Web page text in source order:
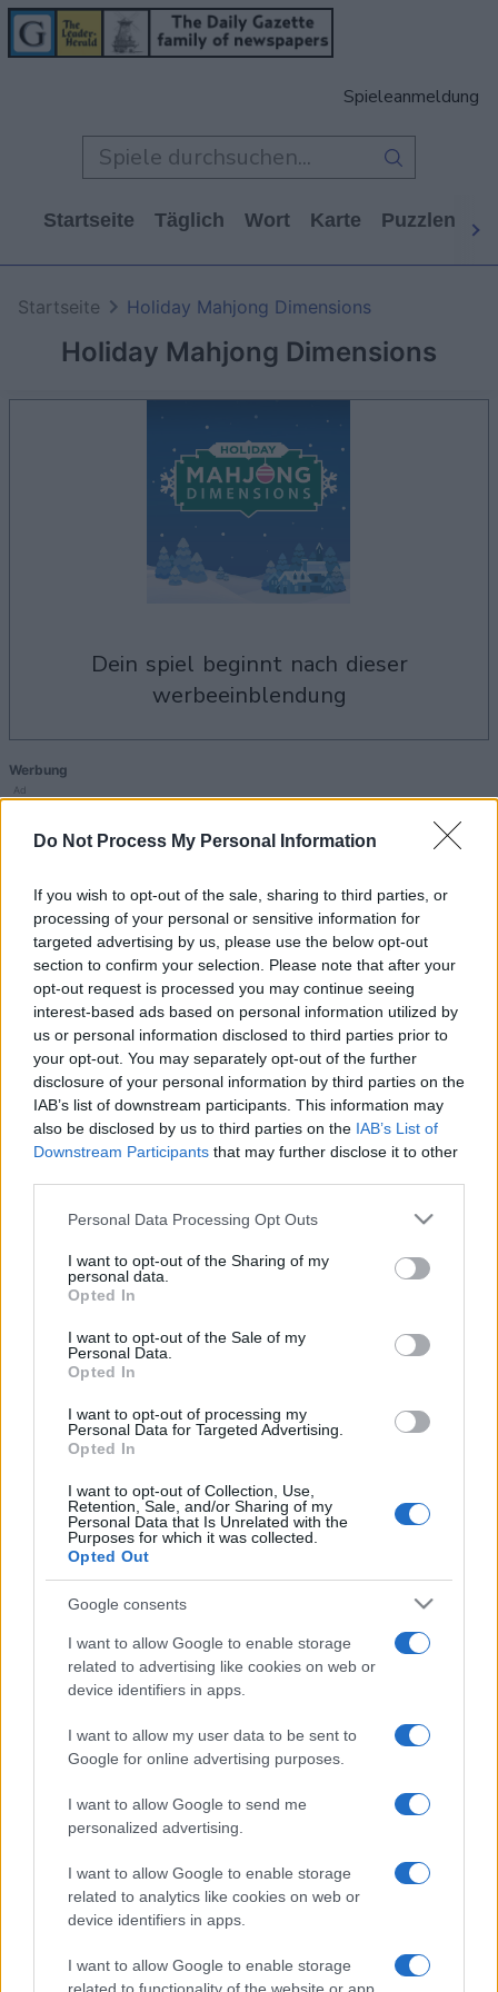
Do Not Process My Personal Information
If you wish to opt-out of the sale, sharing to third parties, or
processing of your personal or sensitive information for
targeted advertising by us, please use the below opt-out
section to confirm your selection. Please note that after your
opt-out request is processed you may continue seeing
interest-based ads based on personal information utilized by
us or personal information disclosed to third parties prior to
your opt-out. You may separately opt-out of the further
disclosure of your personal information by third parties on the
IAB’s list of downstream participants. This information may
also be disclosed by us to third parties on the IAB’s List of
Downstream Participants that may further disclose it to other
Please note that this website/app uses one or more Google
not limited to your visit or usage behaviour. You may click to
grant or deny consent to Google and its third-party tags to
use your data for below specified purposes in below Google
consent section.
Personal Data Processing Opt Outs
I want to opt-out of the Sharing of my
personal data.
Opted In
I want to opt-out of the Sale of my
Personal Data.
Opted In
I want to opt-out of processing my
Personal Data for Targeted Advertising.
Opted In
I want to opt-out of Collection, Use,
Retention, Sale, and/or Sharing of my
Personal Data that Is Unrelated with the
Purposes for which it was collected.
Opted Out
Google consents
I want to allow Google to enable storage
related to advertising like cookies on web or
device identifiers in apps.
I want to allow my user data to be sent to
Google for online advertising purposes.
I want to allow Google to send me
personalized advertising.
I want to allow Google to enable storage
related to analytics like cookies on web or
device identifiers in apps.
I want to allow Google to enable storage
Spieleanmeldung
Startseite Täglich Wort Karte Puzzlen
Holiday Mahjong Dimensions
Startseite Holiday Mahjong Dimensions
dein spiel beginnt nach dieser
werbeeinblendung
Werbung
Ad
mochten auch:
Alles ansehen
Beste Spielergebnisse
Heute Diese Woche Diesen Monat
Holiday Mahjong Dimensions
Überblick
Von und für Mahjong-Fans: Spiele Mahjong kostenlos
online! Downloads oder Installationen sind nicht nötig.
So wird Holiday Mahjong
Dimensions gespielt
Holiday Mahjong Dimensions versorgt das klassische
komplett neuen Leveln voller Weihnachtslieder,
weihnachtlicher Spielsteine, Weihnachtsbäume,
Weihnachtslichter, Baumschmuck und mehr! Die
Mahjong-Regeln sind einfach: Kombiniere zwei freie
dann frei und anklickbar, wenn er aufgedeckt und links
und rechts unblockiert ist. Genau wie der
Weihnachtsmann musst du alle Sets vervollständigen,
bevor die Zeit abläuft!